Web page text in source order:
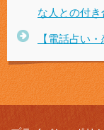
な人との付き
【電話占い